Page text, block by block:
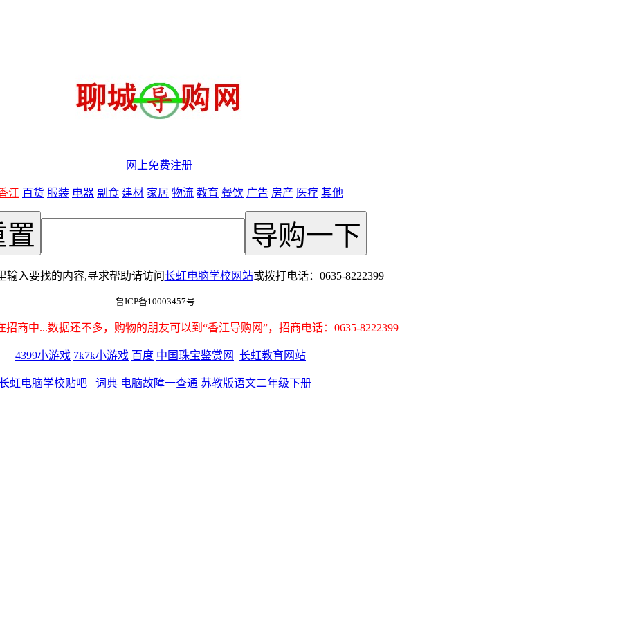
网上免费注册
江 百货 服装 电器 副食 建材 家居 物流 教育 餐饮 广告 房产 医疗 其他
入要找的内容,寻求帮助请访问长虹电脑学校网站或拨打电话：0635-8222399
鲁ICP备10003457号
招商中...数据还不多，购物的朋友可以到“香江导购网”，招商电话：0635-8222399
4399小游戏 7k7k小游戏 百度 中国珠宝鉴赏网 长虹教育网站
虹电脑学校贴吧 词典 电脑故障一查通 苏教版语文二年级下册